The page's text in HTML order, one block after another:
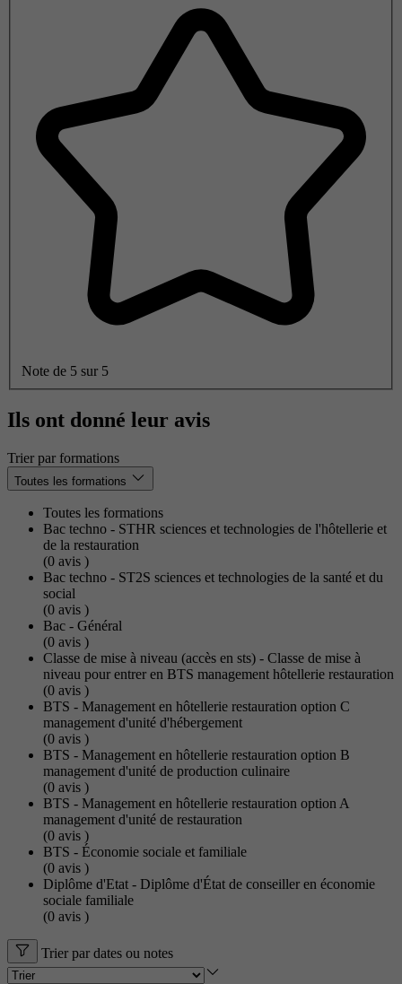
Note de 5 sur 5
Ils ont donné leur avis
Trier par formations
Toutes les formations
Toutes les formations
Bac techno - STHR sciences et technologies de l'hôtellerie et
de la restauration
(0 avis )
Bac techno - ST2S sciences et technologies de la santé et du
social
(0 avis )
Bac - Général
(0 avis )
Classe de mise à niveau (accès en sts) - Classe de mise à
niveau pour entrer en BTS management hôtellerie restauration
(0 avis )
BTS - Management en hôtellerie restauration option C
management d'unité d'hébergement
(0 avis )
BTS - Management en hôtellerie restauration option B
management d'unité de production culinaire
(0 avis )
BTS - Management en hôtellerie restauration option A
management d'unité de restauration
(0 avis )
BTS - Économie sociale et familiale
(0 avis )
Diplôme d'Etat - Diplôme d'État de conseiller en économie
sociale familiale
(0 avis )
Trier par dates ou notes